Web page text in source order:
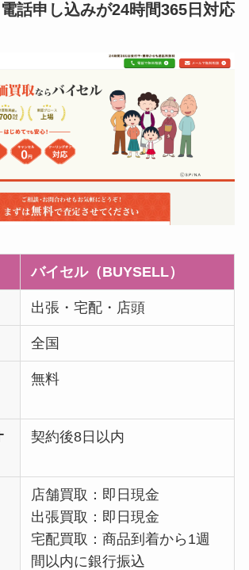
話申し込みが24時間365日対応
バイセル（BUYSELL）
出張・宅配・店頭
全国
無料
契約後8日以内
店舗買取：即日現金
出張買取：即日現金
宅配買取：商品到着から1週
間以内に銀行振込